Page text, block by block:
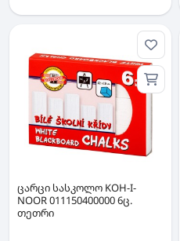
ცარცი სასკოლო KOH-I-
NOOR 011150400000 6ც.
თეთრი